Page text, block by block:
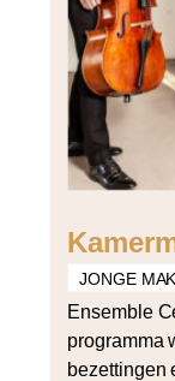
JONGE
Ensemble
programma
bezettingen